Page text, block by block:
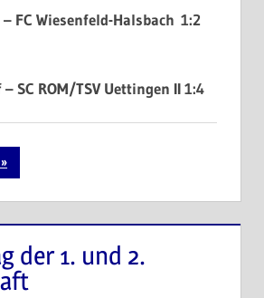
FC Wiesenfeld-Halsbach 1:2
SC ROM/TSV Uettingen II 1:4
der 1. und 2.